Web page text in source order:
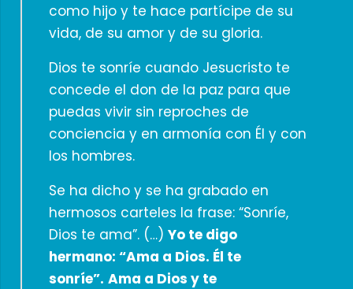
como hijo y te hace partícipe de su
vida, de su amor y de su gloria.
Dios te sonríe cuando Jesucristo te
concede el don de la paz para que
puedas vivir sin reproches de
conciencia y en armonía con Él y con
los hombres.
Se ha dicho y se ha grabado en
hermosos carteles la frase: “Sonríe,
Dios te ama”. (…) Yo te digo
hermano: “Ama a Dios. Él te
sonríe”. Ama a Dios y te